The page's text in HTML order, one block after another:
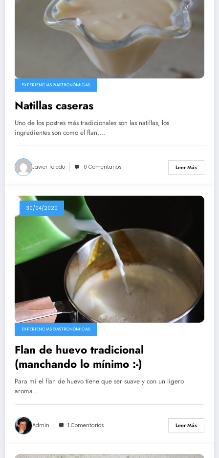
EXPERIENCIAS GASTRONÓMICAS
Natillas caseras
Uno de los postres más tradicionales son las natillas, los
ingredientes son como el flan,…
Javier Toledo 0 Comentarios Leer Más
30/04/2020
EXPERIENCIAS GASTRONÓMICAS
Flan de huevo tradicional
(manchando lo mínimo :-)
Para mi el flan de huevo tiene que ser suave y con un ligero
aroma…
Admin 1 Comentarios Leer Más